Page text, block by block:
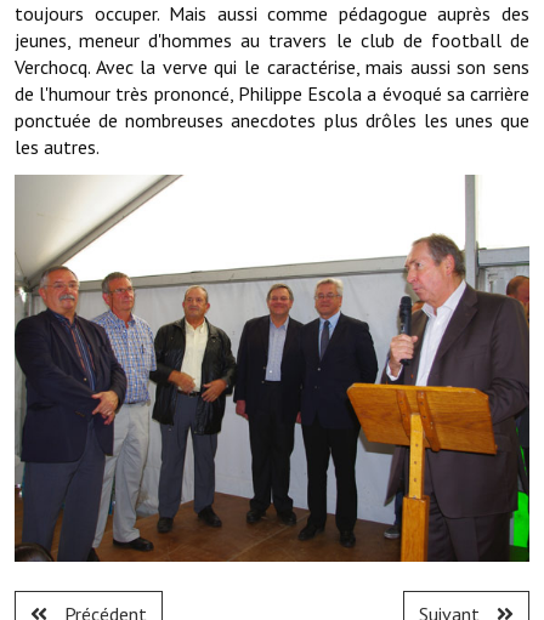
Autres groupements
Les réseaux partenaires
L'association des maires
L'office de tourisme
Le conseil départemental
VILLE PRATIQUE
Services publics intercommunaux
Affaires scolaires, CCAS
Eaux, assainissement
France services
France Renov
Déchets ménagers, tri sélectif, encombrants
toujours occuper. Mais aussi comme pédagogue auprès des
jeunes, meneur d'hommes au travers le club de football de
Verchocq. Avec la verve qui le caractérise, mais aussi son sens
de l'humour très prononcé, Philippe Escola a évoqué sa carrière
ponctuée de nombreuses anecdotes plus drôles les unes que
les autres.
Précédent Suivant